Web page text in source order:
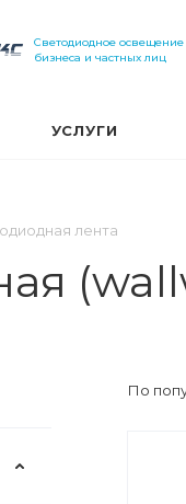
Светодиодное освещение
бизнеса и частных лиц
УСЛУГИ
лента
По